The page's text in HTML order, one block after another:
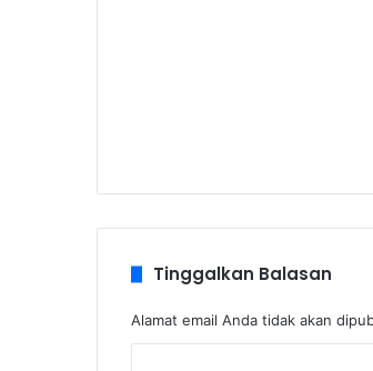
Tinggalkan Balasan
Alamat email Anda tidak akan